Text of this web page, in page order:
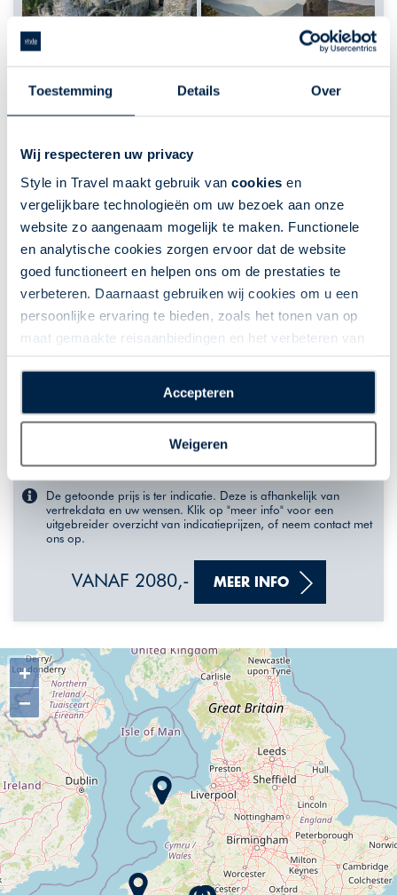
Toestemming Details Over
Wij respecteren uw privacy
Style in Travel maakt gebruik van cookies en
vergelijkbare technologieën om uw bezoek aan onze
website zo aangenaam mogelijk te maken. Functionele
en analytische cookies zorgen ervoor dat de website
goed functioneert en helpen ons om de prestaties te
verbeteren. Daarnaast gebruiken wij cookies om u een
persoonlijke ervaring te bieden, zoals het tonen van op
maat gemaakte reisaanbiedingen en het verbeteren van
plaatsen van alle hierboven beschreven cookies en
technologieën, waarmee persoonlijke gegevens kunnen
worden verzameld. Indien u kiest voor “Weigeren”
plaatsen wij enkel functionele cookies, en zal er geen
sprake zijn van gepersonaliseerde content.
Accepteren
Weigeren
De wonderen van Wales
Engeland | Fly-drive | 7 dagen | Engeland | 6 nacht(en)
of langer
Boekbaar voor 2026 Fly-Drives Darrock
Prachtige natuur
Fantastische route
Bijzondere dorpjes
Afwisseling stad en natuur
Iconische bezienswaardigheden
De getoonde prijs is ter indicatie. Deze is afhankelijk van
vertrekdata en uw wensen. Klik op "meer info" voor een
uitgebreider overzicht van indicatieprijzen, of neem contact met
ons op.
VANAF 2080,- MEER INFO
+
−